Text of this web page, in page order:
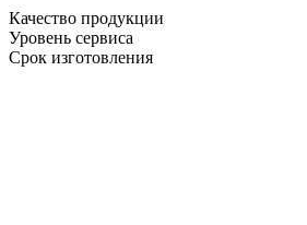
Качество продукции
Уровень сервиса
Срок изготовления